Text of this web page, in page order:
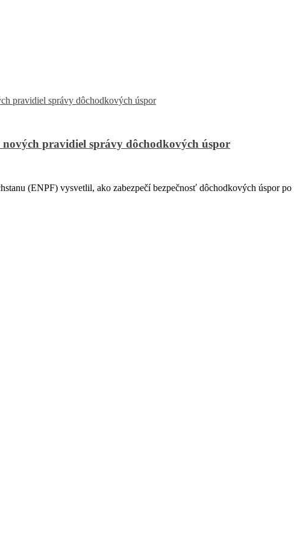
pravidiel správy dôchodkových úspor
(ENPF) vysvetlil, ako zabezpečí bezpečnosť dôchodkových úspor po